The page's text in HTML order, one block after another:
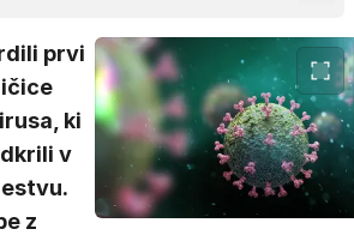
prvi
ki
v
z